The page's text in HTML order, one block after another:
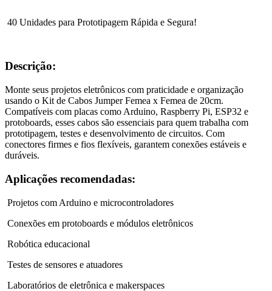
40 Unidades para Prototipagem Rápida e Segura!
Descrição:
Monte seus projetos eletrônicos com praticidade e organização
usando o Kit de Cabos Jumper Femea x Femea de 20cm.
Compatíveis com placas como Arduino, Raspberry Pi, ESP32 e
protoboards, esses cabos são essenciais para quem trabalha com
prototipagem, testes e desenvolvimento de circuitos. Com
conectores firmes e fios flexíveis, garantem conexões estáveis e
duráveis.
Aplicações recomendadas:
Projetos com Arduino e microcontroladores
Conexões em protoboards e módulos eletrônicos
Robótica educacional
Testes de sensores e atuadores
Laboratórios de eletrônica e makerspaces